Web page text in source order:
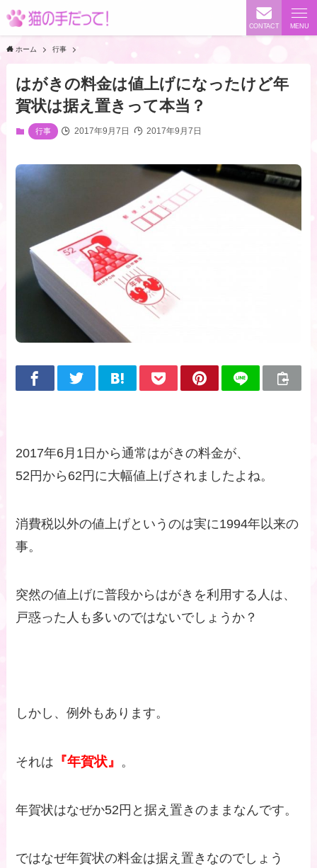
CONTACT MENU
ホーム 行事
はがきの料金は値上げになったけど年
賀状は据え置きって本当？
行事 2017年9月7日 2017年9月7日
2017年6月1日から通常はがきの料金が、
52円から62円に大幅値上げされましたよね。
消費税以外の値上げというのは実に1994年以来の
事。
突然の値上げに普段からはがきを利用する人は、
戸惑った人も多いのではないでしょうか？
しかし、例外もあります。
それは 『年賀状』 。
年賀状はなぜか52円と据え置きのままなんです。
ではなぜ年賀状の料金は据え置きなのでしょう